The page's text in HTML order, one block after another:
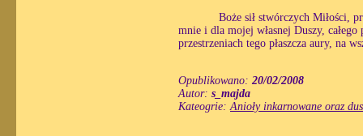
Boże sił stwórczych Miłości,
mnie i dla mojej własnej Duszy,
przestrzeniach tego płaszcza aury, na
Opublikowano: 20/02/2008
Autor: s_majda
Kateogrie:Anioły inkarnowane oraz